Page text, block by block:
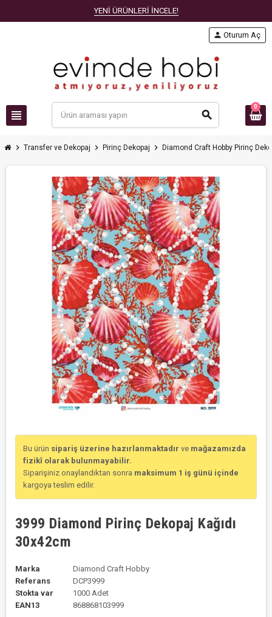
YENİ ÜRÜNLERİ İNCELE!
view_headline search
person Oturum Aç
0
chevron_right Transfer ve Dekopaj chevron_right Pirinç Dekopaj chevron_right Diamond Craft Hobby Pirinç
Bu ürün sipariş üzerine hazırlanmaktadır ve mağazamızda
fizikî olarak bulunmayabilir.
Siparişiniz onaylandıktan sonra maksimum 1 iş günü içinde
kargoya teslim edilir.
3999 Diamond Pirinç Dekopaj Kağıdı
30x42cm
Marka
Diamond Craft Hobby
Referans
DCP3999
Stokta var
1000 Adet
EAN13
868868103999